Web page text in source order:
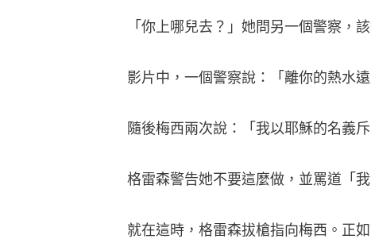
「你上哪兒去？」她問另一個警察，
影片中，一個警察說：「離你的熱水遠
隨後梅西兩次說：「我以耶穌的名義斥
格雷森警告她不要這麼做，並罵道「
就在這時，格雷森拔槍指向梅西。正